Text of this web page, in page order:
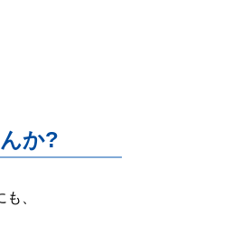
か?
、